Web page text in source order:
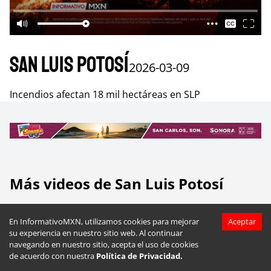
En InformativoMXN, utilizamos cookies para mejorar
su experiencia en nuestro sitio web. Al continuar
navegando en nuestro sitio, acepta el uso de cookies
de acuerdo con nuestra Política de Privacidad.
Aceptar
San Luis Potosí2026-03-09
Incendios afectan 18 mil hectáreas en SLP
Más videos de San Luis Potosí